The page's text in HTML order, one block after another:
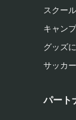
スクー
キャン
グッズ
サッカ
パート